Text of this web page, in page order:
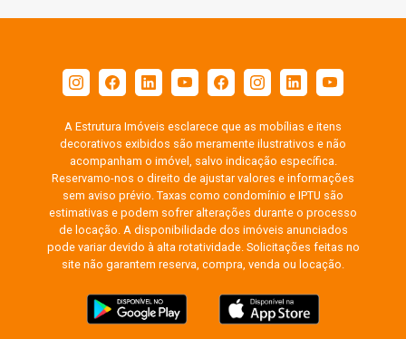
A Estrutura Imóveis esclarece que as mobílias e itens
decorativos exibidos são meramente ilustrativos e não
acompanham o imóvel, salvo indicação específica.
Reservamo-nos o direito de ajustar valores e informações
sem aviso prévio. Taxas como condomínio e IPTU são
estimativas e podem sofrer alterações durante o processo
de locação. A disponibilidade dos imóveis anunciados
pode variar devido à alta rotatividade. Solicitações feitas no
site não garantem reserva, compra, venda ou locação.